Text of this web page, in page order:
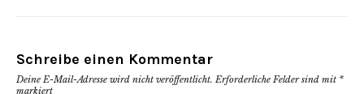
Schreibe einen Kommentar
Deine E-Mail-Adresse wird nicht veröffentlicht. Erforderliche Felder sind mit *
markiert